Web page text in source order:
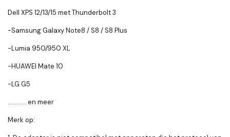
Dell XPS 12/13/15 met Thunderbolt 3
-Samsung Galaxy Note8 / S8 / S8 Plus
-Lumia 950/950 XL
-HUAWEI Mate 10
-LG G5
............ en meer
Merk op: